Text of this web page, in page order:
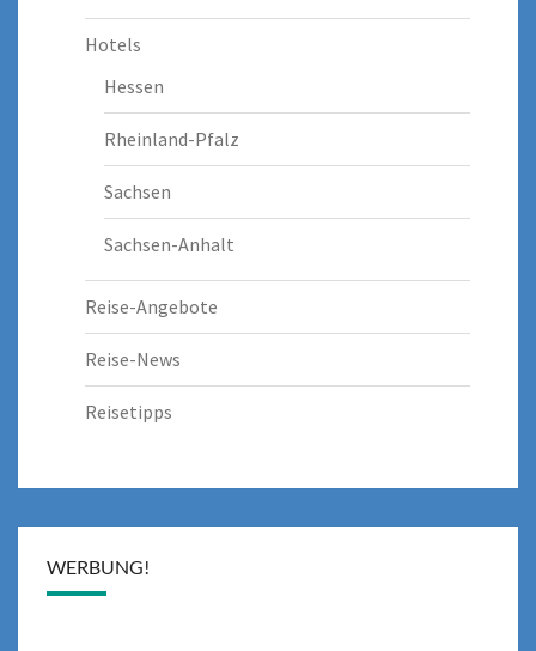
Hotels
Hessen
Rheinland-Pfalz
Sachsen
Sachsen-Anhalt
Reise-Angebote
Reise-News
Reisetipps
WERBUNG!